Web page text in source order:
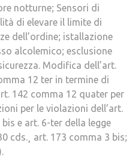
notturne; Sensori di
di elevare il limite di
dell’ordine; istallazione
alcolemico; esclusione
Modifica dell’art.
12 ter in termine di
142 comma 12 quater per
per le violazioni dell’art.
e art. 6-ter della legge
cds.¸ art. 173 comma 3 bis;